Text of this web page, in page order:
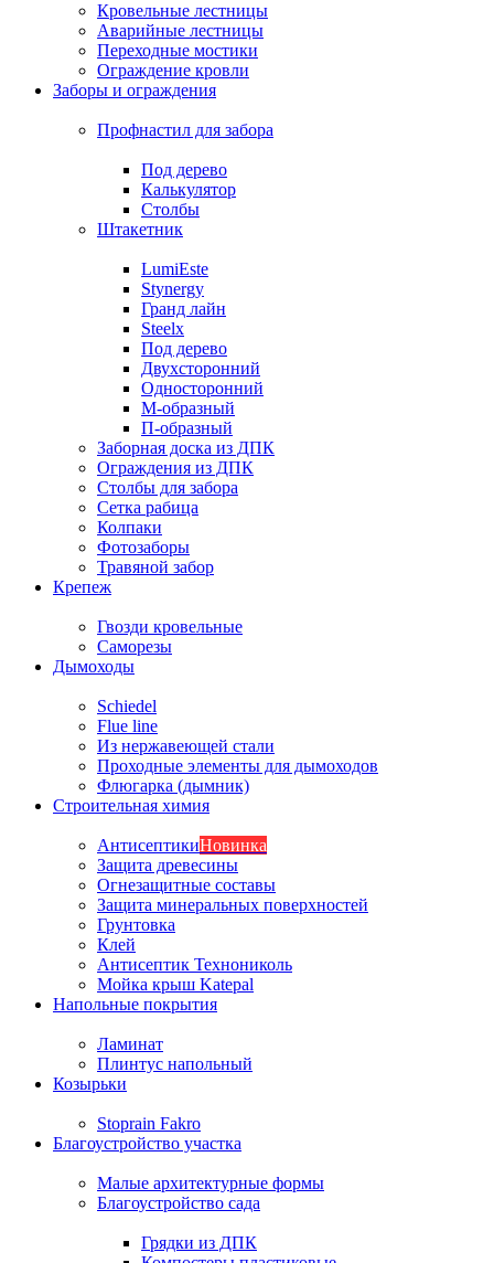
Кровельные лестницы
Аварийные лестницы
Переходные мостики
Ограждение кровли
Заборы и ограждения
Профнастил для забора
Под дерево
Калькулятор
Столбы
Штакетник
LumiEste
Stynergy
Гранд лайн
Steelx
Под дерево
Двухсторонний
Односторонний
М-образный
П-образный
Заборная доска из ДПК
Ограждения из ДПК
Столбы для забора
Сетка рабица
Колпаки
Фотозаборы
Травяной забор
Крепеж
Гвозди кровельные
Саморезы
Дымоходы
Schiedel
Flue line
Из нержавеющей стали
Проходные элементы для дымоходов
Флюгарка (дымник)
Строительная химия
АнтисептикиНовинка
Защита древесины
Огнезащитные составы
Защита минеральных поверхностей
Грунтовка
Клей
Антисептик Технониколь
Мойка крыш Katepal
Напольные покрытия
Ламинат
Плинтус напольный
Козырьки
Stoprain Fakro
Благоустройство участка
Малые архитектурные формы
Благоустройство сада
Грядки из ДПК